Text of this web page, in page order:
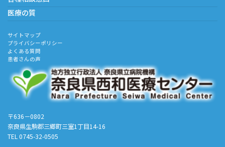
〒636－0802
奈良県生駒郡三郷町三室1丁目14-16
TEL 0745-32-0505
医療の質
サイトマップ
プライバシーポリシー
よくある質問
患者さんの声